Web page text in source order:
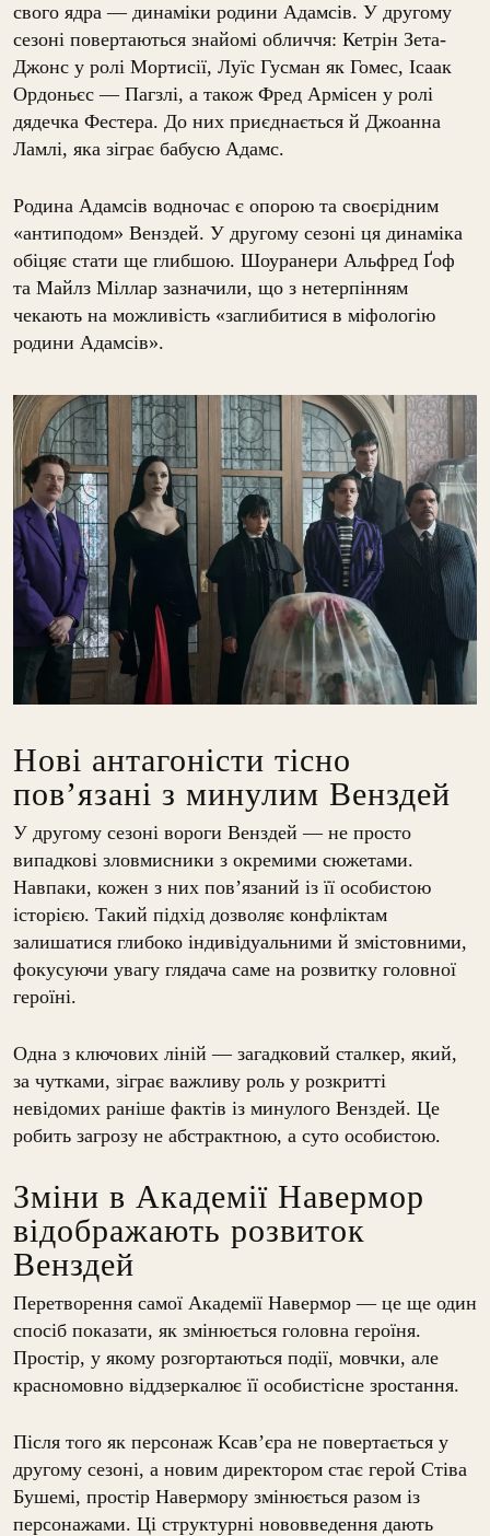
свого ядра — динаміки родини Адамсів. У другому
сезоні повертаються знайомі обличчя: Кетрін Зета-
Джонс у ролі Мортисії, Луїс Гусман як Гомес, Ісаак
Ордоньєс — Пагзлі, а також Фред Армісен у ролі
дядечка Фестера. До них приєднається й Джоанна
Ламлі, яка зіграє бабусю Адамс.
Родина Адамсів водночас є опорою та своєрідним
«антиподом» Венздей. У другому сезоні ця динаміка
обіцяє стати ще глибшою. Шоуранери Альфред Ґоф
та Майлз Міллар зазначили, що з нетерпінням
чекають на можливість «заглибитися в міфологію
родини Адамсів».
Нові антагоністи тісно
пов’язані з минулим Венздей
У другому сезоні вороги Венздей — не просто
випадкові зловмисники з окремими сюжетами.
Навпаки, кожен з них пов’язаний із її особистою
історією. Такий підхід дозволяє конфліктам
залишатися глибоко індивідуальними й змістовними,
фокусуючи увагу глядача саме на розвитку головної
героїні.
Одна з ключових ліній — загадковий сталкер, який,
за чутками, зіграє важливу роль у розкритті
невідомих раніше фактів із минулого Венздей. Це
робить загрозу не абстрактною, а суто особистою.
Зміни в Академії Навермор
відображають розвиток
Венздей
Перетворення самої Академії Навермор — це ще один
спосіб показати, як змінюється головна героїня.
Простір, у якому розгортаються події, мовчки, але
красномовно віддзеркалює її особистісне зростання.
Після того як персонаж Ксав’єра не повертається у
другому сезоні, а новим директором стає герой Стіва
Бушемі, простір Навермору змінюється разом із
персонажами. Ці структурні нововведення дають